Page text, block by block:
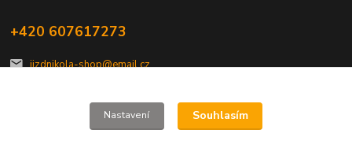
+420 607617273
jizdnikola-shop@email.cz
Nastavení Souhlasím